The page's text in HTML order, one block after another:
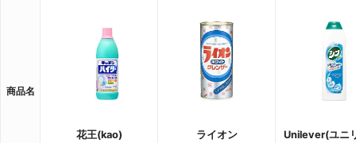
商品名
花王(kao)
ライオン
Unilever(ユニ